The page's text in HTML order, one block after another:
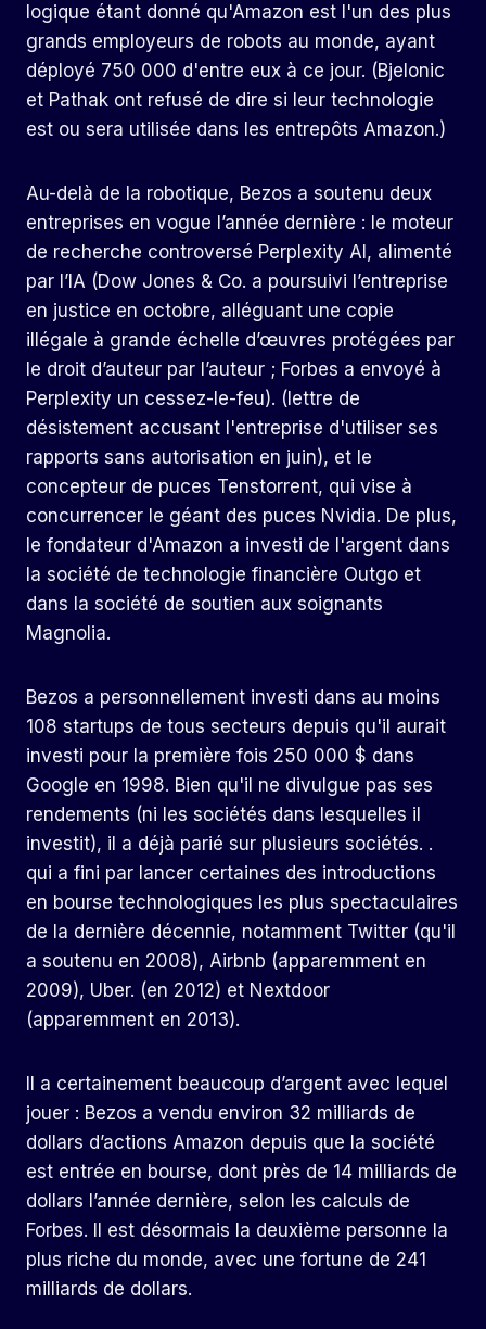
logique étant donné qu'Amazon est l'un des plus
grands employeurs de robots au monde, ayant
déployé 750 000 d'entre eux à ce jour. (Bjelonic
et Pathak ont ​​refusé de dire si leur technologie
est ou sera utilisée dans les entrepôts Amazon.)
Au-delà de la robotique, Bezos a soutenu deux
entreprises en vogue l’année dernière : le moteur
de recherche controversé Perplexity AI, alimenté
par l’IA (Dow Jones & Co. a poursuivi l’entreprise
en justice en octobre, alléguant une copie
illégale à grande échelle d’œuvres protégées par
le droit d’auteur par l’auteur ; Forbes a envoyé à
Perplexity un cessez-le-feu). (lettre de
désistement accusant l'entreprise d'utiliser ses
rapports sans autorisation en juin), et le
concepteur de puces Tenstorrent, qui vise à
concurrencer le géant des puces Nvidia. De plus,
le fondateur d'Amazon a investi de l'argent dans
la société de technologie financière Outgo et
dans la société de soutien aux soignants
Magnolia.
Bezos a personnellement investi dans au moins
108 startups de tous secteurs depuis qu'il aurait
investi pour la première fois 250 000 $ dans
Google en 1998. Bien qu'il ne divulgue pas ses
rendements (ni les sociétés dans lesquelles il
investit), il a déjà parié sur plusieurs sociétés. .
qui a fini par lancer certaines des introductions
en bourse technologiques les plus spectaculaires
de la dernière décennie, notamment Twitter (qu'il
a soutenu en 2008), Airbnb (apparemment en
2009), Uber. (en 2012) et Nextdoor
(apparemment en 2013).
Il a certainement beaucoup d’argent avec lequel
jouer : Bezos a vendu environ 32 milliards de
dollars d’actions Amazon depuis que la société
est entrée en bourse, dont près de 14 milliards de
dollars l’année dernière, selon les calculs de
Forbes. Il est désormais la deuxième personne la
plus riche du monde, avec une fortune de 241
milliards de dollars.